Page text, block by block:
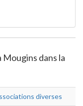
dans la
diverses